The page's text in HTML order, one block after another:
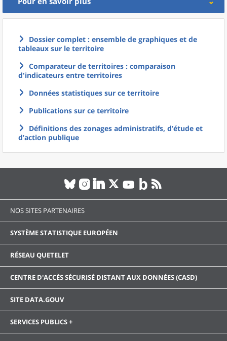
Dossier complet : ensemble de graphiques et de
tableaux sur le territoire
Comparateur de territoires : comparaison
d'indicateurs entre territoires
Données statistiques sur ce territoire
Publications sur ce territoire
Définitions des zonages administratifs, d’étude et
d’action publique
NOS SITES PARTENAIRES
SYSTÈME STATISTIQUE EUROPÉEN
RÉSEAU QUETELET
CENTRE D'ACCÈS SÉCURISÉ DISTANT AUX DONNÉES (CASD)
SITE DATA.GOUV
SERVICES PUBLICS +